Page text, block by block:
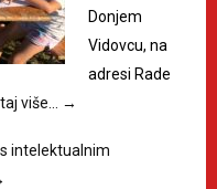
Donjem
Vidovcu, na
adresi Rade
više… →
intelektualnim